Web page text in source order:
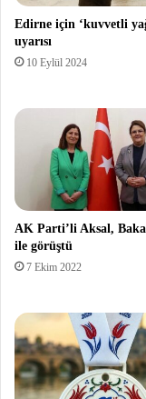
Edirne için ‘kuvvetli
uyarısı
10 Eylül 2024
AK Parti’li Aksal,
ile görüştü
7 Ekim 2022